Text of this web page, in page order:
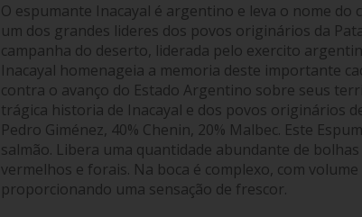
O espumante Inacayal é argentino e leva o nome do
um dos grandes lideres dos povos originários da
campanha do deserto, liderada pelo exercito
Inacayal homenageia a memoria deste importante
contra o avanço do Estado Argentino sobre seus
trágica historia de Inacayal e dos povos originários
Pedro Giménez, 40% Chenin, 20% Malbec. Este
salmão. Libera uma quantidade abundante de
vermelhos e forais. Na boca é complexo, com
proporcionando uma sensação de frescor.